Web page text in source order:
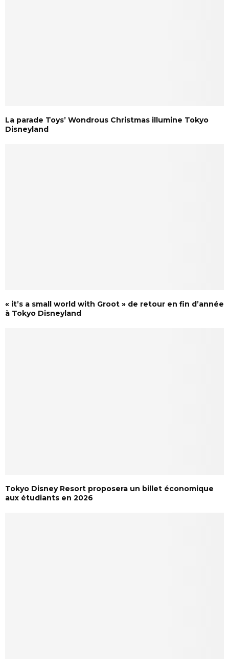
La parade Toys’ Wondrous Christmas illumine Tokyo
Disneyland
« it’s a small world with Groot » de retour en fin d’année
à Tokyo Disneyland
Tokyo Disney Resort proposera un billet économique
aux étudiants en 2026